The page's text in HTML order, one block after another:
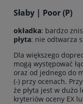
Słaby | Poor (P)
okładka: bardzo
płyta: nie odtwarza
Dla większego
mogą występować
oraz od jednego do
(-) przy ocenach.
że płyta jest w dużo
kryteriów oceny EX